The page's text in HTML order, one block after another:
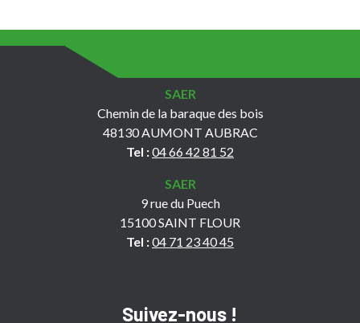
SAER
Chemin de la baraque des bois
48130 AUMONT AUBRAC
Tel :04 66 42 81 52
SAER
9 rue du Puech
15100 SAINT FLOUR
Tel :04 71 23 40 45
Suivez-nous !